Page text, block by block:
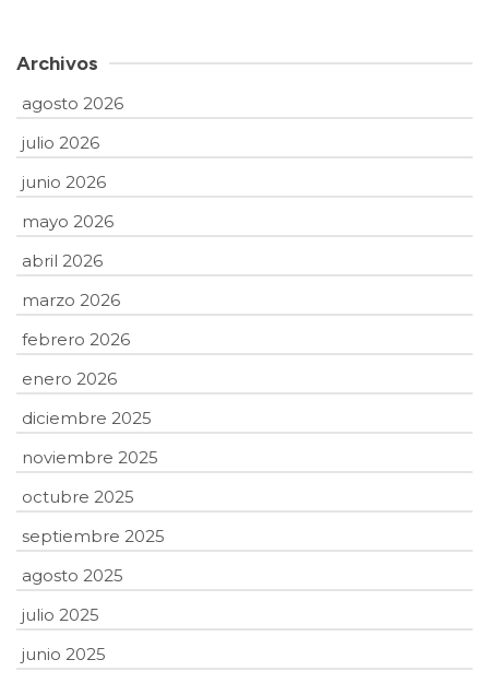
Archivos
agosto 2026
julio 2026
junio 2026
mayo 2026
abril 2026
marzo 2026
febrero 2026
enero 2026
diciembre 2025
noviembre 2025
octubre 2025
septiembre 2025
agosto 2025
julio 2025
junio 2025